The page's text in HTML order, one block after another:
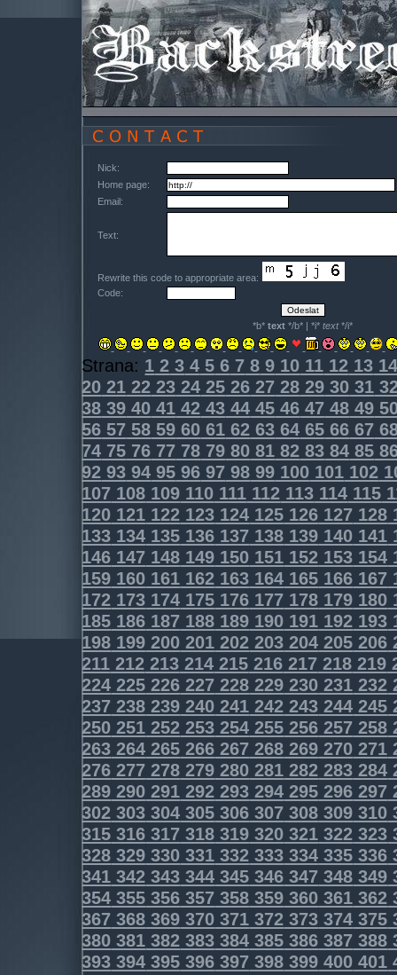
Nick:
Home page:
Email:
Text:
Rewrite this code to appropriate area:
Code:
*b*text */b* | *i*text*/i*
Strana: 1 2 3 4 5 6 7 8 9 10 11 12 13
20 21 22 23 24 25 26 27 28 29 30 31
38 39 40 41 42 43 44 45 46 47 48 49
56 57 58 59 60 61 62 63 64 65 66 67
74 75 76 77 78 79 80 81 82 83 84 85
92 93 94 95 96 97 98 99 100 101 102
107 108 109 110 111 112 113 114 115
120 121 122 123 124 125 126 127 128
133 134 135 136 137 138 139 140 141
146 147 148 149 150 151 152 153 154
159 160 161 162 163 164 165 166 167
172 173 174 175 176 177 178 179 180
185 186 187 188 189 190 191 192 193
198 199 200 201 202 203 204 205 206
211 212 213 214 215 216 217 218 219
224 225 226 227 228 229 230 231 232
237 238 239 240 241 242 243 244 245
250 251 252 253 254 255 256 257 258
263 264 265 266 267 268 269 270 271
276 277 278 279 280 281 282 283 284
289 290 291 292 293 294 295 296 297
302 303 304 305 306 307 308 309 310
315 316 317 318 319 320 321 322 323
328 329 330 331 332 333 334 335 336
341 342 343 344 345 346 347 348 349
354 355 356 357 358 359 360 361 362
367 368 369 370 371 372 373 374 375
380 381 382 383 384 385 386 387 388
393 394 395 396 397 398 399 400 401